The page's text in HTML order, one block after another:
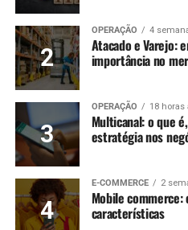
OPERAÇÃO 4
Atacado e Varejo:
importância no
OPERAÇÃO 18 horas
Multicanal: o que
estratégia nos
E-COMMERCE 2
Mobile commerce:
características